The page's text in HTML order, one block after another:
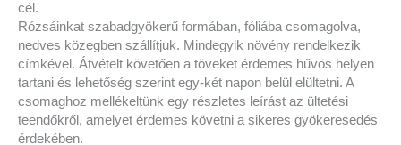
cél.
Rózsáinkat szabadgyökerű formában, fóliába csomagolva,
nedves közegben szállítjuk. Mindegyik növény rendelkezik
címkével. Átvételt követően a töveket érdemes hűvös helyen
tartani és lehetőség szerint egy-két napon belül elültetni. A
csomaghoz mellékeltünk egy részletes leírást az ültetési
teendőkről, amelyet érdemes követni a sikeres gyökeresedés
érdekében.